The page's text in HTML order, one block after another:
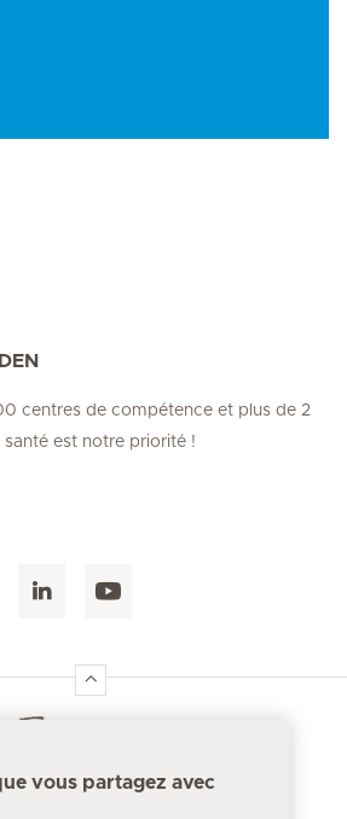
centres de compétence et plus de 2
est notre priorité !
vous partagez avec